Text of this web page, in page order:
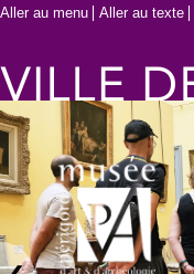
Aller au menu Aller au texte